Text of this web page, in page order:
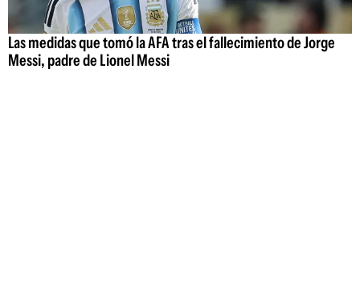
Las medidas que tomó la AFA tras el fallecimiento de Jorge
Messi, padre de Lionel Messi